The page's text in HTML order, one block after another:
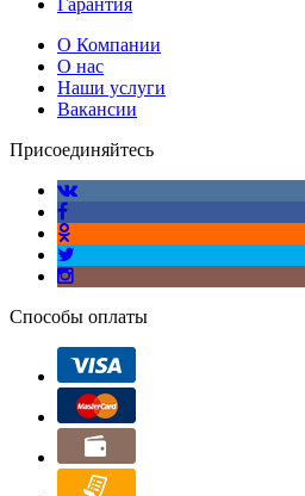
О Компании
О нас
Наши услуги
Вакансии
Присоединяйтесь
Способы оплаты